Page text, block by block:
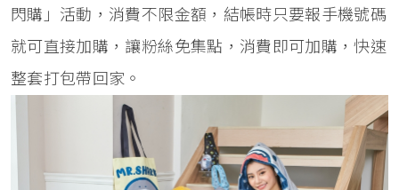
閃購」活動，消費不限金額，結帳時只要報手機號碼
就可直接加購，讓粉絲免集點，消費即可加購，快速
整套打包帶回家。